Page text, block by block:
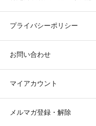
プライバシーポリシー
お問い合わせ
マイアカウント
メルマガ登録・解除